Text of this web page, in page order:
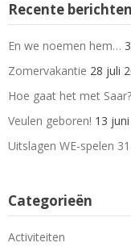
Recente berichten
En we noemen hem…
Zomervakantie 28 juli
Hoe gaat het met Saar?
Veulen geboren! 13
Uitslagen WE-spelen
Categorieën
Activiteiten